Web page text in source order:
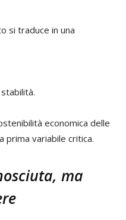
si traduce in una
economica delle
prima variabile critica.
ma